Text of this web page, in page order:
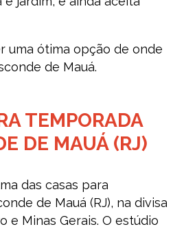
uma ótima opção de onde
de Mauá.
TEMPORADA
DE MAUÁ (RJ)
das casas para
de Mauá (RJ), na divisa
e Minas Gerais. O estúdio